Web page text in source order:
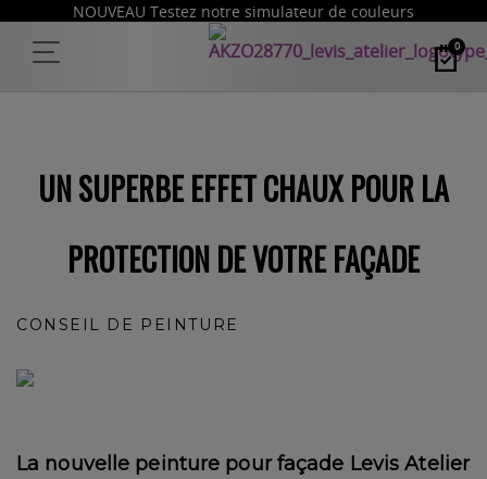
NOUVEAU Testez notre simulateur de couleurs
0
UN SUPERBE EFFET CHAUX POUR LA
PROTECTION DE VOTRE FAÇADE
CONSEIL DE PEINTURE
La nouvelle peinture pour façade Levis Atelier